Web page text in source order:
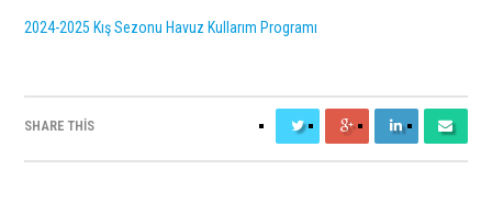
2024-2025 Kış Sezonu Havuz Kullarım Programı
SHARE THIS